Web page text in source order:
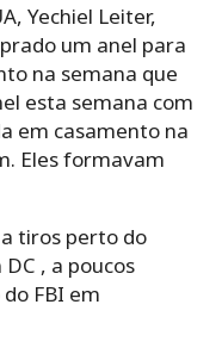
Yechiel Leiter,
um anel para
na semana que
esta semana com
em casamento na
Eles formavam
tiros perto do
, a poucos
FBI em